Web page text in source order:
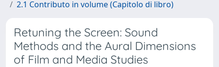
2.1 Contributo in volume (Capitolo di libro)
Retuning the Screen: Sound
Methods and the Aural Dimensions
of Film and Media Studies